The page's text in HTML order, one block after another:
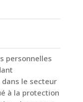
personnelles
le secteur
à la protection